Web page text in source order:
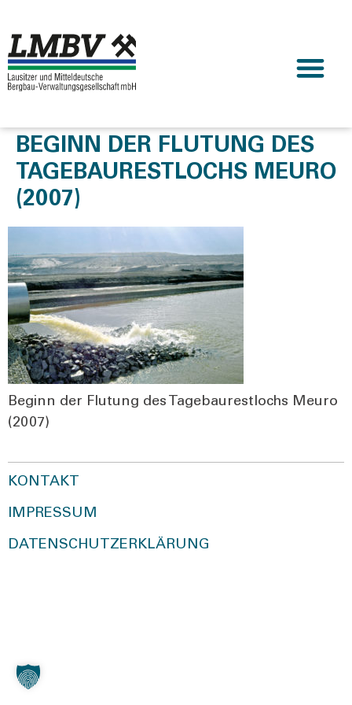
BEGINN DER FLUTUNG DES
TAGEBAURESTLOCHS MEURO
(2007)
Beginn der Flu­tung des Tage­bau­rest­lochs Meu­ro
(2007)
KONTAKT
IMPRESSUM
DATENSCHUTZERKLÄRUNG